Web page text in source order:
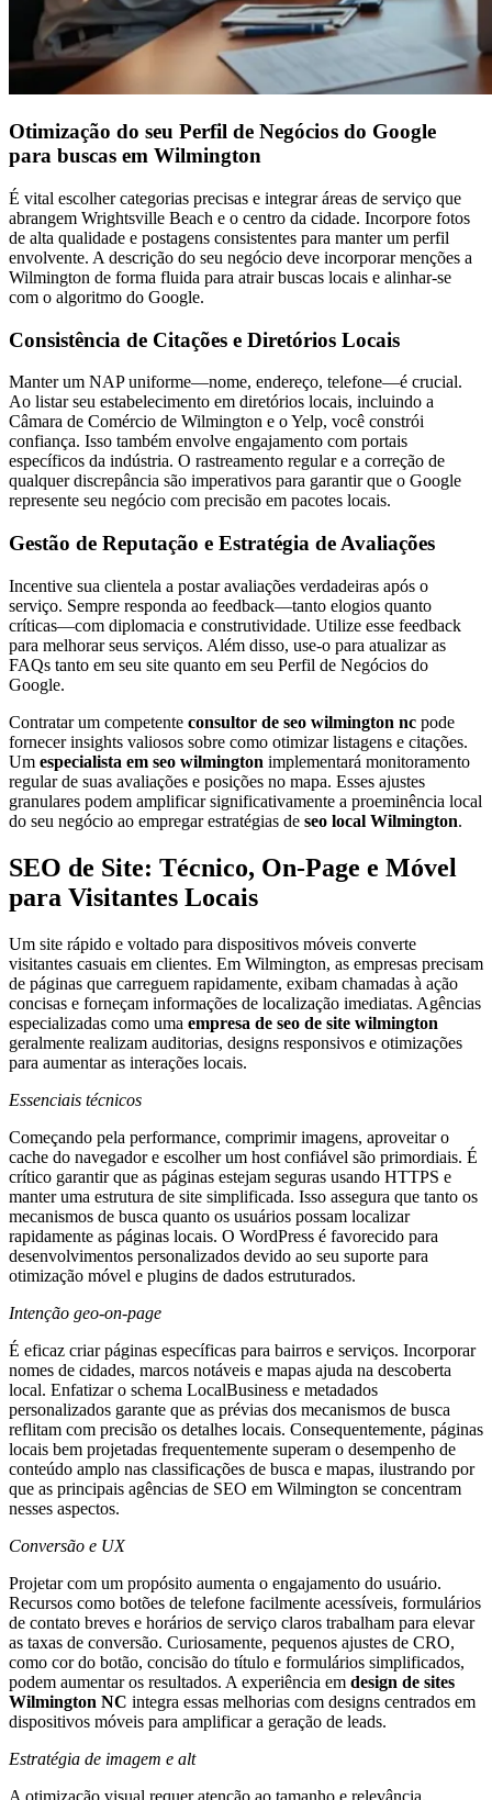
Otimização do seu Perfil de Negócios do Google
para buscas em Wilmington
É vital escolher categorias precisas e integrar áreas de serviço que
abrangem Wrightsville Beach e o centro da cidade. Incorpore fotos
de alta qualidade e postagens consistentes para manter um perfil
envolvente. A descrição do seu negócio deve incorporar menções a
Wilmington de forma fluida para atrair buscas locais e alinhar-se
com o algoritmo do Google.
Consistência de Citações e Diretórios Locais
Manter um NAP uniforme—nome, endereço, telefone—é crucial.
Ao listar seu estabelecimento em diretórios locais, incluindo a
Câmara de Comércio de Wilmington e o Yelp, você constrói
confiança. Isso também envolve engajamento com portais
específicos da indústria. O rastreamento regular e a correção de
qualquer discrepância são imperativos para garantir que o Google
represente seu negócio com precisão em pacotes locais.
Gestão de Reputação e Estratégia de Avaliações
Incentive sua clientela a postar avaliações verdadeiras após o
serviço. Sempre responda ao feedback—tanto elogios quanto
críticas—com diplomacia e construtividade. Utilize esse feedback
para melhorar seus serviços. Além disso, use-o para atualizar as
FAQs tanto em seu site quanto em seu Perfil de Negócios do
Google.
Contratar um competente consultor de seo wilmington nc pode
fornecer insights valiosos sobre como otimizar listagens e citações.
Um especialista em seo wilmington implementará monitoramento
regular de suas avaliações e posições no mapa. Esses ajustes
granulares podem amplificar significativamente a proeminência local
do seu negócio ao empregar estratégias de seo local Wilmington.
SEO de Site: Técnico, On-Page e Móvel
para Visitantes Locais
Um site rápido e voltado para dispositivos móveis converte
visitantes casuais em clientes. Em Wilmington, as empresas precisam
de páginas que carreguem rapidamente, exibam chamadas à ação
concisas e forneçam informações de localização imediatas. Agências
especializadas como uma empresa de seo de site wilmington
geralmente realizam auditorias, designs responsivos e otimizações
para aumentar as interações locais.
Essenciais técnicos
Começando pela performance, comprimir imagens, aproveitar o
cache do navegador e escolher um host confiável são primordiais. É
crítico garantir que as páginas estejam seguras usando HTTPS e
manter uma estrutura de site simplificada. Isso assegura que tanto os
mecanismos de busca quanto os usuários possam localizar
rapidamente as páginas locais. O WordPress é favorecido para
desenvolvimentos personalizados devido ao seu suporte para
otimização móvel e plugins de dados estruturados.
Intenção geo-on-page
É eficaz criar páginas específicas para bairros e serviços. Incorporar
nomes de cidades, marcos notáveis e mapas ajuda na descoberta
local. Enfatizar o schema LocalBusiness e metadados
personalizados garante que as prévias dos mecanismos de busca
reflitam com precisão os detalhes locais. Consequentemente, páginas
locais bem projetadas frequentemente superam o desempenho de
conteúdo amplo nas classificações de busca e mapas, ilustrando por
que as principais agências de SEO em Wilmington se concentram
nesses aspectos.
Conversão e UX
Projetar com um propósito aumenta o engajamento do usuário.
Recursos como botões de telefone facilmente acessíveis, formulários
de contato breves e horários de serviço claros trabalham para elevar
as taxas de conversão. Curiosamente, pequenos ajustes de CRO,
como cor do botão, concisão do título e formulários simplificados,
podem aumentar os resultados. A experiência em design de sites
Wilmington NC integra essas melhorias com designs centrados em
dispositivos móveis para amplificar a geração de leads.
Estratégia de imagem e alt
A otimização visual requer atenção ao tamanho e relevância.